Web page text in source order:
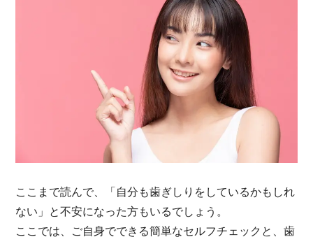
ここまで読んで、「自分も歯ぎしりをしているかもしれ
ない」と不安になった方もいるでしょう。
ここでは、ご自身でできる簡単なセルフチェックと、歯